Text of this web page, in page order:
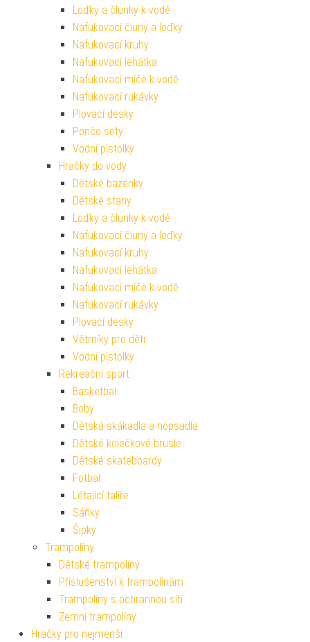
Loďky a člunky k vodě
Nafukovací čluny a loďky
Nafukovací kruhy
Nafukovací lehátka
Nafukovací míče k vodě
Nafukovací rukávky
Plovací desky
Pončo sety
Vodní pistolky
Hračky do vody
Dětské bazénky
Dětské stany
Loďky a člunky k vodě
Nafukovací čluny a loďky
Nafukovací kruhy
Nafukovací lehátka
Nafukovací míče k vodě
Nafukovací rukávky
Plovací desky
Větrníky pro děti
Vodní pistolky
Rekreační sport
Basketbal
Boby
Dětská skákadla a hopsadla
Dětské kolečkové brusle
Dětské skateboardy
Fotbal
Létající talíře
Sáňky
Šipky
Trampolíny
Dětské trampolíny
Příslušenství k trampolínám
Trampolíny s ochrannou sítí
Zemní trampolíny
Hračky pro nejmenší